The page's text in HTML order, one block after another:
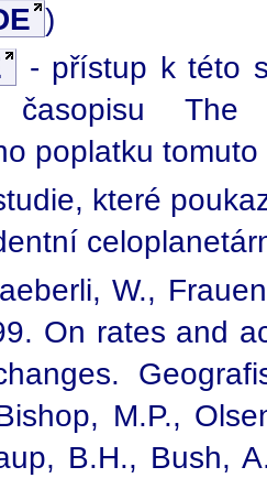
)
- přístup k této
časopisu
poplatku
které
W.,
On rates and
M.P.,
B.H., Bush,